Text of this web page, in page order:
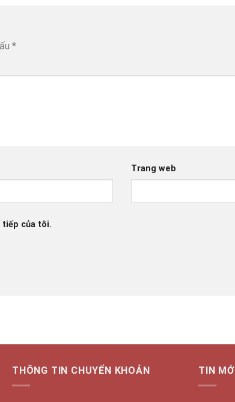
*
Trang web
tiếp của tôi.
THÔNG TIN CHUYỂN KHOẢN TIN MỚI